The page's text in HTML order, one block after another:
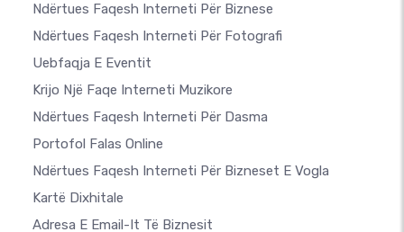
Ndërtues Faqesh Interneti Për Biznese
Ndërtues Faqesh Interneti Për Fotografi
Uebfaqja E Eventit
Krijo Një Faqe Interneti Muzikore
Ndërtues Faqesh Interneti Për Dasma
Portofol Falas Online
Ndërtues Faqesh Interneti Për Bizneset E Vogla
Kartë Dixhitale
Adresa E Email-It Të Biznesit